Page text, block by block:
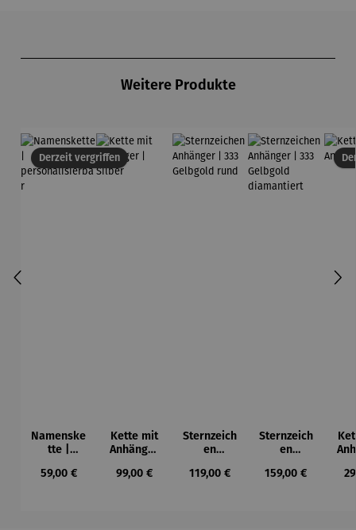
Weitere Produkte
Derzeit vergriffen
Namenske
tte |
ierbar
Regulärer Preis:
59,00 €
Kette mit
Anhänger
Regulärer Preis:
99,00 €
Sternzeich
en
| 333
Regulärer Preis:
119,00 €
Sternzeich
en
| 333
Regulärer Preis:
159,00 €